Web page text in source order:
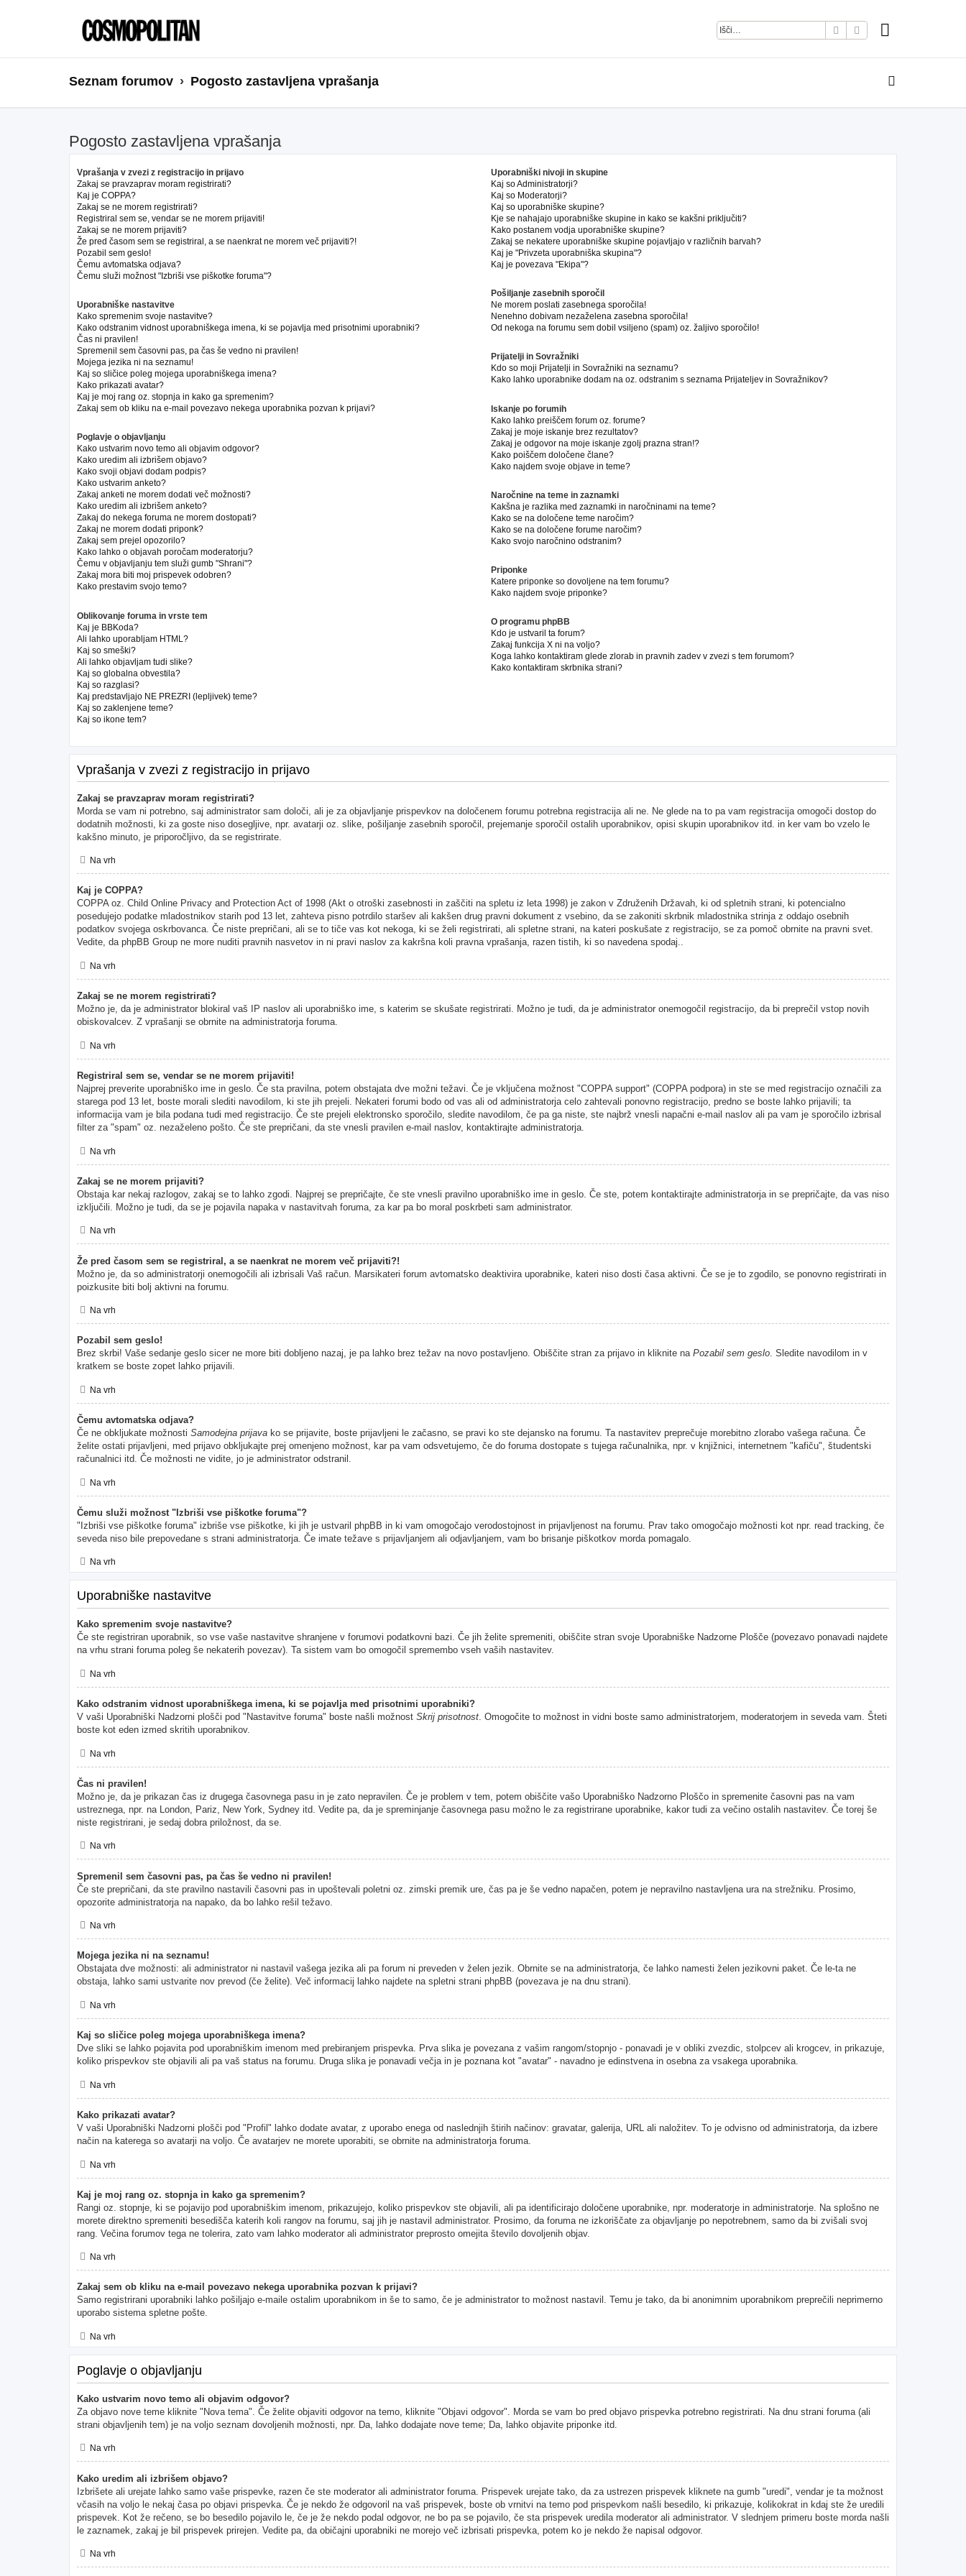
IskanjeNapredno iskanje
Seznam forumov Pogosto zastavljena vprašanja
Pogosto zastavljena vprašanja
Vprašanja v zvezi z registracijo in prijavo
Zakaj se pravzaprav moram registrirati?
Kaj je COPPA?
Zakaj se ne morem registrirati?
Registriral sem se, vendar se ne morem prijaviti!
Zakaj se ne morem prijaviti?
Že pred časom sem se registriral, a se naenkrat ne morem več prijaviti?!
Pozabil sem geslo!
Čemu avtomatska odjava?
Čemu služi možnost "Izbriši vse piškotke foruma"?
Uporabniške nastavitve
Kako spremenim svoje nastavitve?
Kako odstranim vidnost uporabniškega imena, ki se pojavlja med prisotnimi uporabniki?
Čas ni pravilen!
Spremenil sem časovni pas, pa čas še vedno ni pravilen!
Mojega jezika ni na seznamu!
Kaj so sličice poleg mojega uporabniškega imena?
Kako prikazati avatar?
Kaj je moj rang oz. stopnja in kako ga spremenim?
Zakaj sem ob kliku na e-mail povezavo nekega uporabnika pozvan k prijavi?
Poglavje o objavljanju
Kako ustvarim novo temo ali objavim odgovor?
Kako uredim ali izbrišem objavo?
Kako svoji objavi dodam podpis?
Kako ustvarim anketo?
Zakaj anketi ne morem dodati več možnosti?
Kako uredim ali izbrišem anketo?
Zakaj do nekega foruma ne morem dostopati?
Zakaj ne morem dodati priponk?
Zakaj sem prejel opozorilo?
Kako lahko o objavah poročam moderatorju?
Čemu v objavljanju tem služi gumb "Shrani"?
Zakaj mora biti moj prispevek odobren?
Kako prestavim svojo temo?
Oblikovanje foruma in vrste tem
Kaj je BBKoda?
Ali lahko uporabljam HTML?
Kaj so smeški?
Ali lahko objavljam tudi slike?
Kaj so globalna obvestila?
Kaj so razglasi?
Kaj predstavljajo NE PREZRI (lepljivek) teme?
Kaj so zaklenjene teme?
Kaj so ikone tem?
Uporabniški nivoji in skupine
Kaj so Administratorji?
Kaj so Moderatorji?
Kaj so uporabniške skupine?
Kje se nahajajo uporabniške skupine in kako se kakšni priključiti?
Kako postanem vodja uporabniške skupine?
Zakaj se nekatere uporabniške skupine pojavljajo v različnih barvah?
Kaj je "Privzeta uporabniška skupina"?
Kaj je povezava "Ekipa"?
Pošiljanje zasebnih sporočil
Ne morem poslati zasebnega sporočila!
Nenehno dobivam nezaželena zasebna sporočila!
Od nekoga na forumu sem dobil vsiljeno (spam) oz. žaljivo sporočilo!
Prijatelji in Sovražniki
Kdo so moji Prijatelji in Sovražniki na seznamu?
Kako lahko uporabnike dodam na oz. odstranim s seznama Prijateljev in Sovražnikov?
Iskanje po forumih
Kako lahko preiščem forum oz. forume?
Zakaj je moje iskanje brez rezultatov?
Zakaj je odgovor na moje iskanje zgolj prazna stran!?
Kako poiščem določene člane?
Kako najdem svoje objave in teme?
Naročnine na teme in zaznamki
Kakšna je razlika med zaznamki in naročninami na teme?
Kako se na določene teme naročim?
Kako se na določene forume naročim?
Kako svojo naročnino odstranim?
Priponke
Katere priponke so dovoljene na tem forumu?
Kako najdem svoje priponke?
O programu phpBB
Kdo je ustvaril ta forum?
Zakaj funkcija X ni na voljo?
Koga lahko kontaktiram glede zlorab in pravnih zadev v zvezi s tem forumom?
Kako kontaktiram skrbnika strani?
Vprašanja v zvezi z registracijo in prijavo
Zakaj se pravzaprav moram registrirati?
Morda se vam ni potrebno, saj administrator sam določi, ali je za objavljanje prispevkov na določenem forumu potrebna registracija ali ne. Ne glede na to pa vam registracija omogoči dostop do
dodatnih možnosti, ki za goste niso dosegljive, npr. avatarji oz. slike, pošiljanje zasebnih sporočil, prejemanje sporočil ostalih uporabnikov, opisi skupin uporabnikov itd. in ker vam bo vzelo le
kakšno minuto, je priporočljivo, da se registrirate.
Na vrh
Kaj je COPPA?
COPPA oz. Child Online Privacy and Protection Act of 1998 (Akt o otroški zasebnosti in zaščiti na spletu iz leta 1998) je zakon v Združenih Državah, ki od spletnih strani, ki potencialno
posedujejo podatke mladostnikov starih pod 13 let, zahteva pisno potrdilo staršev ali kakšen drug pravni dokument z vsebino, da se zakoniti skrbnik mladostnika strinja z oddajo osebnih
podatkov svojega oskrbovanca. Če niste prepričani, ali se to tiče vas kot nekoga, ki se želi registrirati, ali spletne strani, na kateri poskušate z registracijo, se za pomoč obrnite na pravni svet.
Vedite, da phpBB Group ne more nuditi pravnih nasvetov in ni pravi naslov za kakršna koli pravna vprašanja, razen tistih, ki so navedena spodaj..
Na vrh
Zakaj se ne morem registrirati?
Možno je, da je administrator blokiral vaš IP naslov ali uporabniško ime, s katerim se skušate registrirati. Možno je tudi, da je administrator onemogočil registracijo, da bi preprečil vstop novih
obiskovalcev. Z vprašanji se obrnite na administratorja foruma.
Na vrh
Registriral sem se, vendar se ne morem prijaviti!
Najprej preverite uporabniško ime in geslo. Če sta pravilna, potem obstajata dve možni težavi. Če je vključena možnost "COPPA support" (COPPA podpora) in ste se med registracijo označili za
starega pod 13 let, boste morali slediti navodilom, ki ste jih prejeli. Nekateri forumi bodo od vas ali od administratorja celo zahtevali ponovno registracijo, predno se boste lahko prijavili; ta
informacija vam je bila podana tudi med registracijo. Če ste prejeli elektronsko sporočilo, sledite navodilom, če pa ga niste, ste najbrž vnesli napačni e-mail naslov ali pa vam je sporočilo izbrisal
filter za "spam" oz. nezaželeno pošto. Če ste prepričani, da ste vnesli pravilen e-mail naslov, kontaktirajte administratorja.
Na vrh
Zakaj se ne morem prijaviti?
Obstaja kar nekaj razlogov, zakaj se to lahko zgodi. Najprej se prepričajte, če ste vnesli pravilno uporabniško ime in geslo. Če ste, potem kontaktirajte administratorja in se prepričajte, da vas niso
izključili. Možno je tudi, da se je pojavila napaka v nastavitvah foruma, za kar pa bo moral poskrbeti sam administrator.
Na vrh
Že pred časom sem se registriral, a se naenkrat ne morem več prijaviti?!
Možno je, da so administratorji onemogočili ali izbrisali Vaš račun. Marsikateri forum avtomatsko deaktivira uporabnike, kateri niso dosti časa aktivni. Če se je to zgodilo, se ponovno registrirati in
poizkusite biti bolj aktivni na forumu.
Na vrh
Pozabil sem geslo!
Brez skrbi! Vaše sedanje geslo sicer ne more biti dobljeno nazaj, je pa lahko brez težav na novo postavljeno. Obiščite stran za prijavo in kliknite na Pozabil sem geslo. Sledite navodilom in v
kratkem se boste zopet lahko prijavili.
Na vrh
Čemu avtomatska odjava?
Če ne obkljukate možnosti Samodejna prijava ko se prijavite, boste prijavljeni le začasno, se pravi ko ste dejansko na forumu. Ta nastavitev preprečuje morebitno zlorabo vašega računa. Če
želite ostati prijavljeni, med prijavo obkljukajte prej omenjeno možnost, kar pa vam odsvetujemo, če do foruma dostopate s tujega računalnika, npr. v knjižnici, internetnem "kafiču", študentski
računalnici itd. Če možnosti ne vidite, jo je administrator odstranil.
Na vrh
Čemu služi možnost "Izbriši vse piškotke foruma"?
"Izbriši vse piškotke foruma" izbriše vse piškotke, ki jih je ustvaril phpBB in ki vam omogočajo verodostojnost in prijavljenost na forumu. Prav tako omogočajo možnosti kot npr. read tracking, če
seveda niso bile prepovedane s strani administratorja. Če imate težave s prijavljanjem ali odjavljanjem, vam bo brisanje piškotkov morda pomagalo.
Na vrh
Uporabniške nastavitve
Kako spremenim svoje nastavitve?
Če ste registriran uporabnik, so vse vaše nastavitve shranjene v forumovi podatkovni bazi. Če jih želite spremeniti, obiščite stran svoje Uporabniške Nadzorne Plošče (povezavo ponavadi najdete
na vrhu strani foruma poleg še nekaterih povezav). Ta sistem vam bo omogočil spremembo vseh vaših nastavitev.
Na vrh
Kako odstranim vidnost uporabniškega imena, ki se pojavlja med prisotnimi uporabniki?
V vaši Uporabniški Nadzorni plošči pod "Nastavitve foruma" boste našli možnost Skrij prisotnost. Omogočite to možnost in vidni boste samo administratorjem, moderatorjem in seveda vam. Šteti
boste kot eden izmed skritih uporabnikov.
Na vrh
Čas ni pravilen!
Možno je, da je prikazan čas iz drugega časovnega pasu in je zato nepravilen. Če je problem v tem, potem obiščite vašo Uporabniško Nadzorno Ploščo in spremenite časovni pas na vam
ustreznega, npr. na London, Pariz, New York, Sydney itd. Vedite pa, da je spreminjanje časovnega pasu možno le za registrirane uporabnike, kakor tudi za večino ostalih nastavitev. Če torej še
niste registrirani, je sedaj dobra priložnost, da se.
Na vrh
Spremenil sem časovni pas, pa čas še vedno ni pravilen!
Če ste prepričani, da ste pravilno nastavili časovni pas in upoštevali poletni oz. zimski premik ure, čas pa je še vedno napačen, potem je nepravilno nastavljena ura na strežniku. Prosimo,
opozorite administratorja na napako, da bo lahko rešil težavo.
Na vrh
Mojega jezika ni na seznamu!
Obstajata dve možnosti: ali administrator ni nastavil vašega jezika ali pa forum ni preveden v želen jezik. Obrnite se na administratorja, če lahko namesti želen jezikovni paket. Če le-ta ne
obstaja, lahko sami ustvarite nov prevod (če želite). Več informacij lahko najdete na spletni strani phpBB (povezava je na dnu strani).
Na vrh
Kaj so sličice poleg mojega uporabniškega imena?
Dve sliki se lahko pojavita pod uporabniškim imenom med prebiranjem prispevka. Prva slika je povezana z vašim rangom/stopnjo - ponavadi je v obliki zvezdic, stolpcev ali krogcev, in prikazuje,
koliko prispevkov ste objavili ali pa vaš status na forumu. Druga slika je ponavadi večja in je poznana kot "avatar" - navadno je edinstvena in osebna za vsakega uporabnika.
Na vrh
Kako prikazati avatar?
V vaši Uporabniški Nadzorni plošči pod "Profil" lahko dodate avatar, z uporabo enega od naslednjih štirih načinov: gravatar, galerija, URL ali naložitev. To je odvisno od administratorja, da izbere
način na katerega so avatarji na voljo. Če avatarjev ne morete uporabiti, se obrnite na administratorja foruma.
Na vrh
Kaj je moj rang oz. stopnja in kako ga spremenim?
Rangi oz. stopnje, ki se pojavijo pod uporabniškim imenom, prikazujejo, koliko prispevkov ste objavili, ali pa identificirajo določene uporabnike, npr. moderatorje in administratorje. Na splošno ne
morete direktno spremeniti besedišča katerih koli rangov na forumu, saj jih je nastavil administrator. Prosimo, da foruma ne izkoriščate za objavljanje po nepotrebnem, samo da bi zvišali svoj
rang. Večina forumov tega ne tolerira, zato vam lahko moderator ali administrator preprosto omejita število dovoljenih objav.
Na vrh
Zakaj sem ob kliku na e-mail povezavo nekega uporabnika pozvan k prijavi?
Samo registrirani uporabniki lahko pošiljajo e-maile ostalim uporabnikom in še to samo, če je administrator to možnost nastavil. Temu je tako, da bi anonimnim uporabnikom preprečili neprimerno
uporabo sistema spletne pošte.
Na vrh
Poglavje o objavljanju
Kako ustvarim novo temo ali objavim odgovor?
Za objavo nove teme kliknite "Nova tema". Če želite objaviti odgovor na temo, kliknite "Objavi odgovor". Morda se vam bo pred objavo prispevka potrebno registrirati. Na dnu strani foruma (ali
strani objavljenih tem) je na voljo seznam dovoljenih možnosti, npr. Da, lahko dodajate nove teme; Da, lahko objavite priponke itd.
Na vrh
Kako uredim ali izbrišem objavo?
Izbrišete ali urejate lahko samo vaše prispevke, razen če ste moderator ali administrator foruma. Prispevek urejate tako, da za ustrezen prispevek kliknete na gumb "uredi", vendar je ta možnost
včasih na voljo le nekaj časa po objavi prispevka. Če je nekdo že odgovoril na vaš prispevek, boste ob vrnitvi na temo pod prispevkom našli besedilo, ki prikazuje, kolikokrat in kdaj ste že uredili
prispevek. Kot že rečeno, se bo besedilo pojavilo le, če je že nekdo podal odgovor, ne bo pa se pojavilo, če sta prispevek uredila moderator ali administrator. V slednjem primeru boste morda našli
le zaznamek, zakaj je bil prispevek prirejen. Vedite pa, da običajni uporabniki ne morejo več izbrisati prispevka, potem ko je nekdo že napisal odgovor.
Na vrh